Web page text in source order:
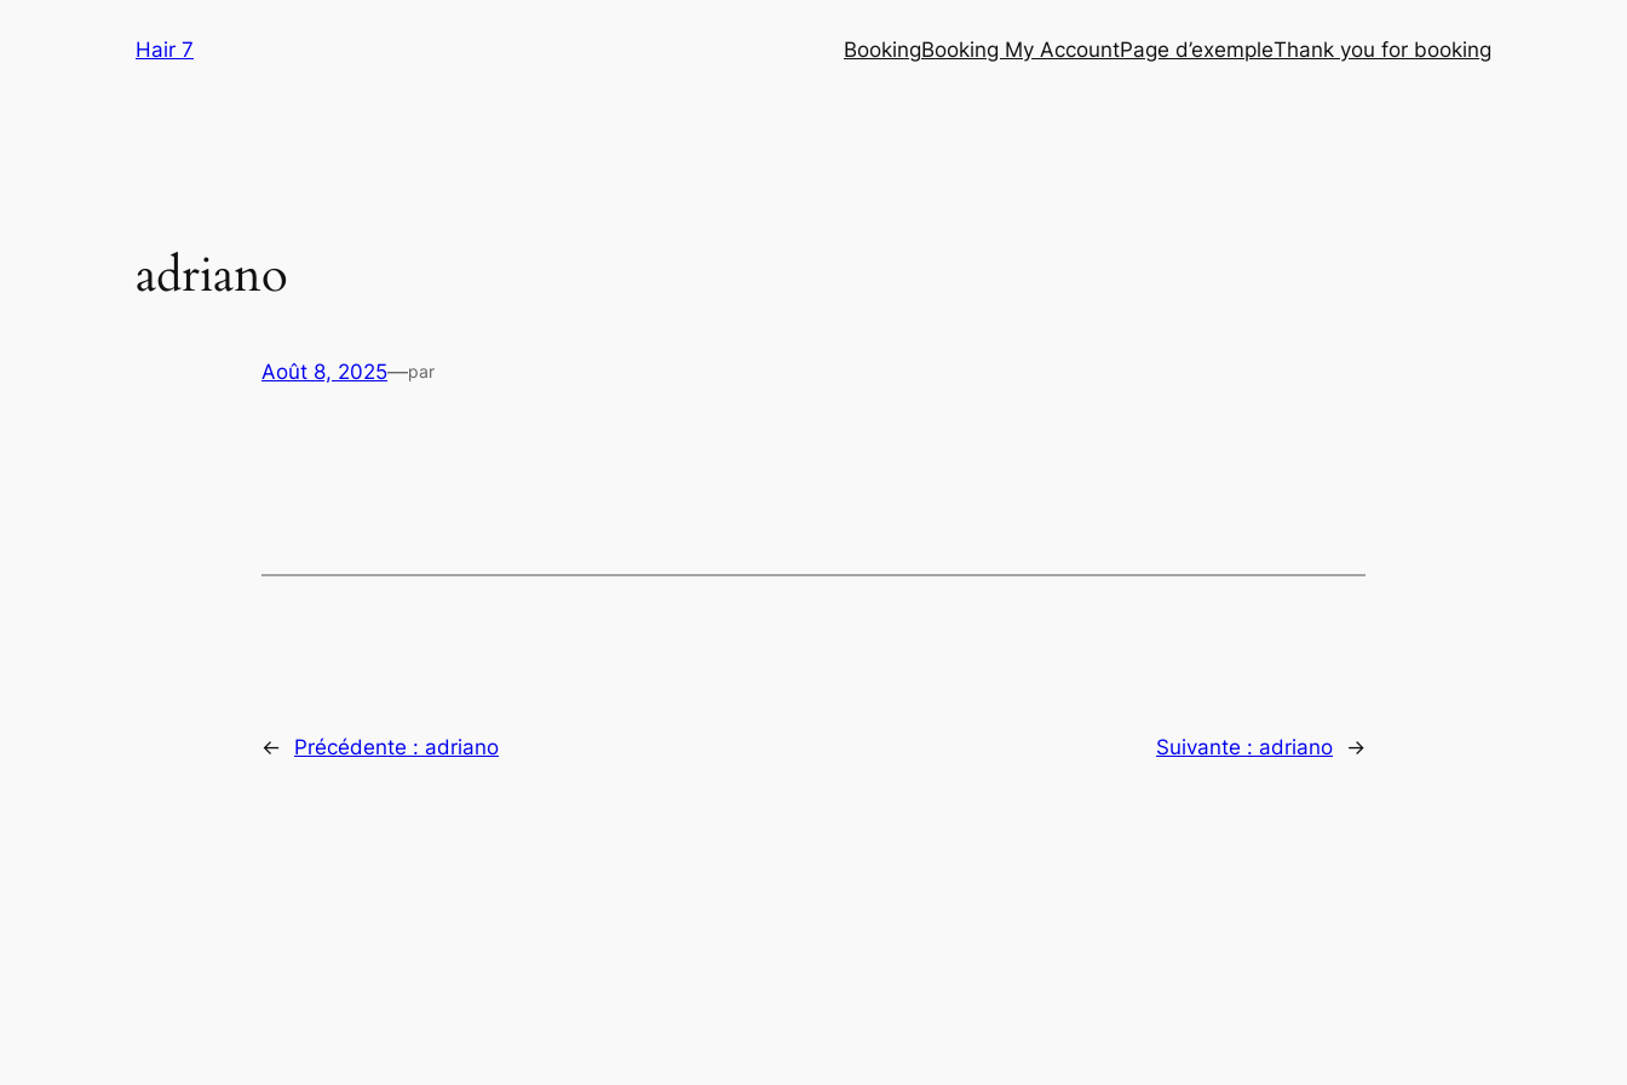
Hair 7 BookingBooking My AccountPage d’exempleThank you for booking
adriano
Août 8, 2025—par
← Précédente : adriano Suivante : adriano →